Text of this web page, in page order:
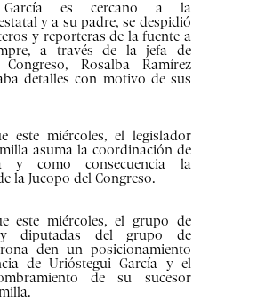
García es cercano a la
y a su padre, se despidió
y reporteras de la fuente a
a través de la jefa de
Rosalba Ramírez
detalles con motivo de sus
este miércoles, el legislador
asuma la coordinación de
y como consecuencia la
la Jucopo del Congreso.
este miércoles, el grupo de
diputadas del grupo de
den un posicionamiento
de Urióstegui García y el
de su sucesor